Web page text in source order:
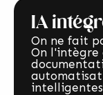
IA
On ne fait
On l'intègre